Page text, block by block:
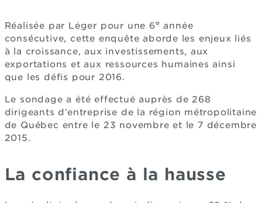
Réalisée par Léger pour une 6e année
consécutive, cette enquête aborde les enjeux liés
à la croissance, aux investissements, aux
exportations et aux ressources humaines ainsi
que les défis pour 2016.
Le sondage a été effectué auprès de 268
dirigeants d’entreprise de la région métropolitaine
de Québec entre le 23 novembre et le 7 décembre
2015.
La confiance à la hausse